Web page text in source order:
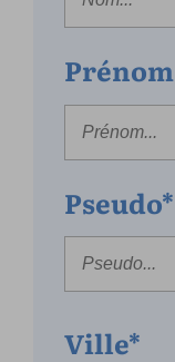
Prénom
Pseudo*
Ville*